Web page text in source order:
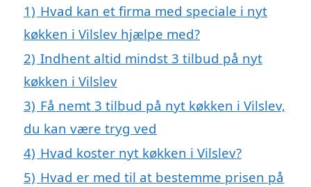
1) Hvad kan et firma med speciale i nyt
køkken i Vilslev hjælpe med?
2) Indhent altid mindst 3 tilbud på nyt
køkken i Vilslev
3) Få nemt 3 tilbud på nyt køkken i Vilslev,
du kan være tryg ved
4) Hvad koster nyt køkken i Vilslev?
5) Hvad er med til at bestemme prisen på